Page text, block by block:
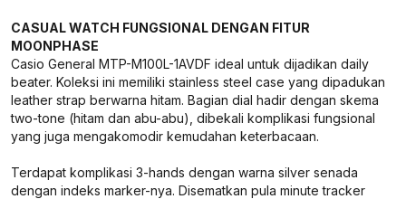
CASUAL WATCH FUNGSIONAL DENGAN FITUR
MOONPHASE
Casio General MTP-M100L-1AVDF ideal untuk dijadikan daily
beater. Koleksi ini memiliki stainless steel case yang dipadukan
leather strap berwarna hitam. Bagian dial hadir dengan skema
two-tone (hitam dan abu-abu), dibekali komplikasi fungsional
yang juga mengakomodir kemudahan keterbacaan.
Terdapat komplikasi 3-hands dengan warna silver senada
dengan indeks marker-nya. Disematkan pula minute tracker